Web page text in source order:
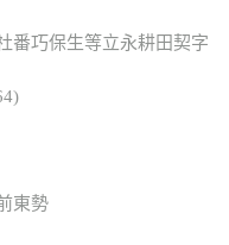
番巧保生等立永耕田契字
東勢